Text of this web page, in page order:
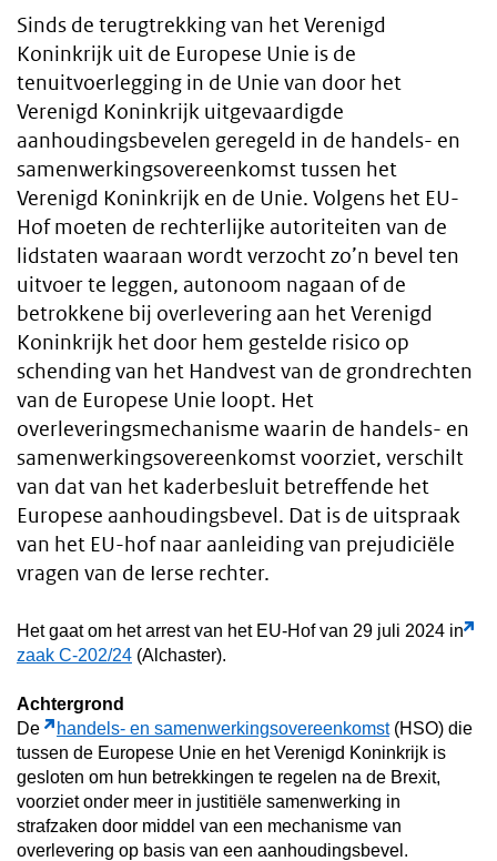
Sinds de terugtrekking van het Verenigd
Koninkrijk uit de Europese Unie is de
tenuitvoerlegging in de Unie van door het
Verenigd Koninkrijk uitgevaardigde
aanhoudingsbevelen geregeld in de handels- en
samenwerkingsovereenkomst tussen het
Verenigd Koninkrijk en de Unie. Volgens het EU-
Hof moeten de rechterlijke autoriteiten van de
lidstaten waaraan wordt verzocht zo’n bevel ten
uitvoer te leggen, autonoom nagaan of de
betrokkene bij overlevering aan het Verenigd
Koninkrijk het door hem gestelde risico op
schending van het Handvest van de grondrechten
van de Europese Unie loopt. Het
overleveringsmechanisme waarin de handels- en
samenwerkingsovereenkomst voorziet, verschilt
van dat van het kaderbesluit betreffende het
Europese aanhoudingsbevel. Dat is de uitspraak
van het EU-hof naar aanleiding van prejudiciële
vragen van de Ierse rechter.
Het gaat om het arrest van het EU-Hof van 29 juli 2024 in
zaak C-202/24 (Alchaster).
Achtergrond
De
handels- en samenwerkingsovereenkomst(HSO) die
tussen de Europese Unie en het Verenigd Koninkrijk is
gesloten om hun betrekkingen te regelen na de Brexit,
voorziet onder meer in justitiële samenwerking in
strafzaken door middel van een mechanisme van
overlevering op basis van een aanhoudingsbevel.